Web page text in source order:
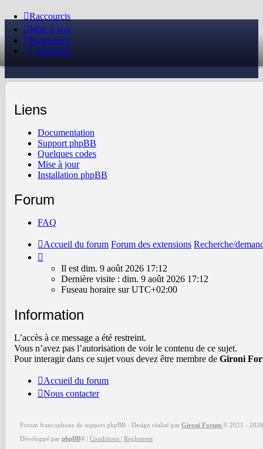
Raccourcis
Mise à jour
Partenaires
Sondages
Liens
Documentation
Support phpBB
Quelques codes
Mise à jour
Installation phpBB
Forum
FAQ
Accueil du forum Forum des extensions Recherche/
est
dim.
17:12
Il est dim. 9 août 2026 17:12
Dernière visite : dim. 9 août 2026 17:12
Fuseau horaire surUTC+02:00
Information
L’accès à ce message a été restreint.
Vous n’avez pas l’autorisation de voir le contenu de ce sujet.
Pour interagir dans ce sujet vous devez être membre de Gironi
Accueil du forum
Nous contacter
Forum francophone de support phpBB - Design réalisé par Gironi Forum © 2021 - 2026
Développé par phpBB® | Conditions | Règlement